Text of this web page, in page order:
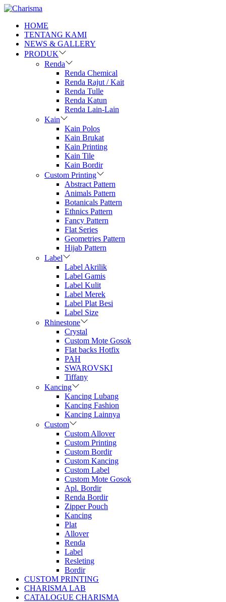
HOME
TENTANG KAMI
NEWS & GALLERY
PRODUK
Renda
Renda Chemical
Renda Rajut / Kait
Renda Tulle
Renda Katun
Renda Lain-Lain
Kain
Kain Polos
Kain Brukat
Kain Printing
Kain Tile
Kain Bordir
Custom Printing
Abstract Pattern
Animals Pattern
Botanicals Pattern
Ethnics Pattern
Fancy Pattern
Flat Series
Geometries Pattern
Hijab Pattern
Label
Label Akrilik
Label Gamis
Label Kulit
Label Merek
Label Plat Besi
Label Size
Rhinestone
Crystal
Custom Mote Gosok
Flat backs Hotfix
PAH
SWAROVSKI
Tiffany
Kancing
Kancing Lubang
Kancing Fashion
Kancing Lainnya
Custom
Custom Allover
Custom Printing
Custom Bordir
Custom Kancing
Custom Label
Custom Mote Gosok
Apl. Bordir
Renda Bordir
Zipper Pouch
Kancing
Plat
Allover
Renda
Label
Resleting
Bordir
CUSTOM PRINTING
CHARISMA LAB
CATALOGUE CHARISMA